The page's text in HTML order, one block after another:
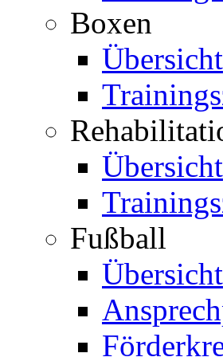
Boxen
Übersicht
Übersicht
Fußball
Übersicht